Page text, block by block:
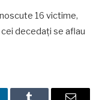
16 victime,
decedați se aflau